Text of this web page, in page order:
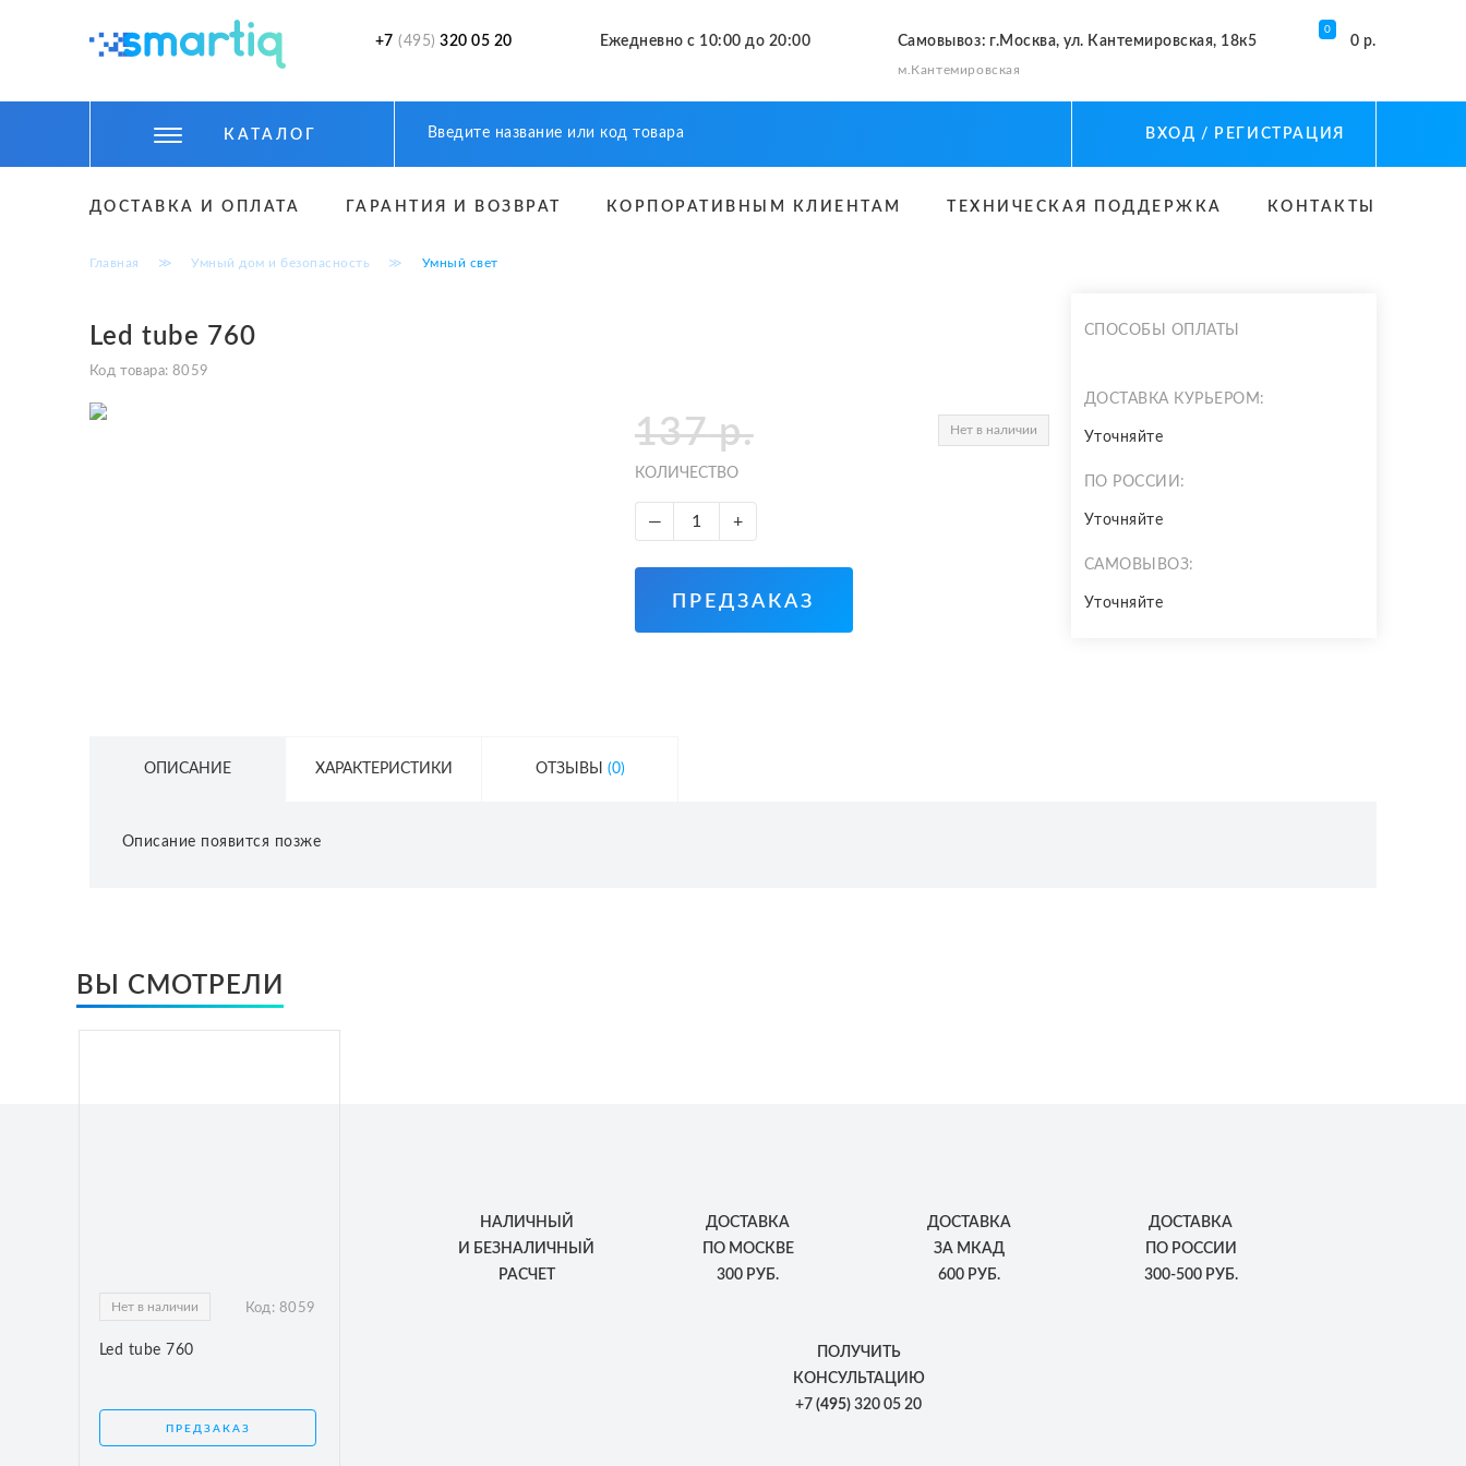
+7 (495) 320 05 20 Ежедневно с 10:00 до 20:00 Самовывоз: г.Москва, ул. Кантемировская, 18к5
м.Кантемировская
0
0 р.
КАТАЛОГ
ТОВАРЫ ДЛЯ АВТО
ВХОД / РЕГИСТРАЦИЯ
ДОСТАВКА И ОПЛАТА ГАРАНТИЯ И ВОЗВРАТ КОРПОРАТИВНЫМ КЛИЕНТАМ ТЕХНИЧЕСКАЯ ПОДДЕРЖКА КОНТАКТЫ
Главная ≫ Умный дом и безопасность ≫ Умный свет
Led tube 760
Код товара: 8059
137р. Нет в наличии
КОЛИЧЕСТВО
— +
ПРЕДЗАКАЗ
СПОСОБЫ ОПЛАТЫ
ДОСТАВКА КУРЬЕРОМ:
Уточняйте
ПО РОССИИ:
Уточняйте
САМОВЫВОЗ:
Уточняйте
ОПИСАНИЕ ХАРАКТЕРИСТИКИ ОТЗЫВЫ (0)
Описание появится позже
ВЫ СМОТРЕЛИ
Нет в наличии Код: 8059
Led tube 760
ПРЕДЗАКАЗ
НАЛИЧНЫЙ
И БЕЗНАЛИЧНЫЙ
РАСЧЕТ
ДОСТАВКА
ПО МОСКВЕ
300 РУБ.
ДОСТАВКА
ЗА МКАД
600 РУБ.
ДОСТАВКА
ПО РОССИИ
300-500 РУБ.
ПОЛУЧИТЬ
КОНСУЛЬТАЦИЮ
+7 (495) 320 05 20